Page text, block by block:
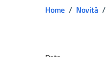
Home / Novità /